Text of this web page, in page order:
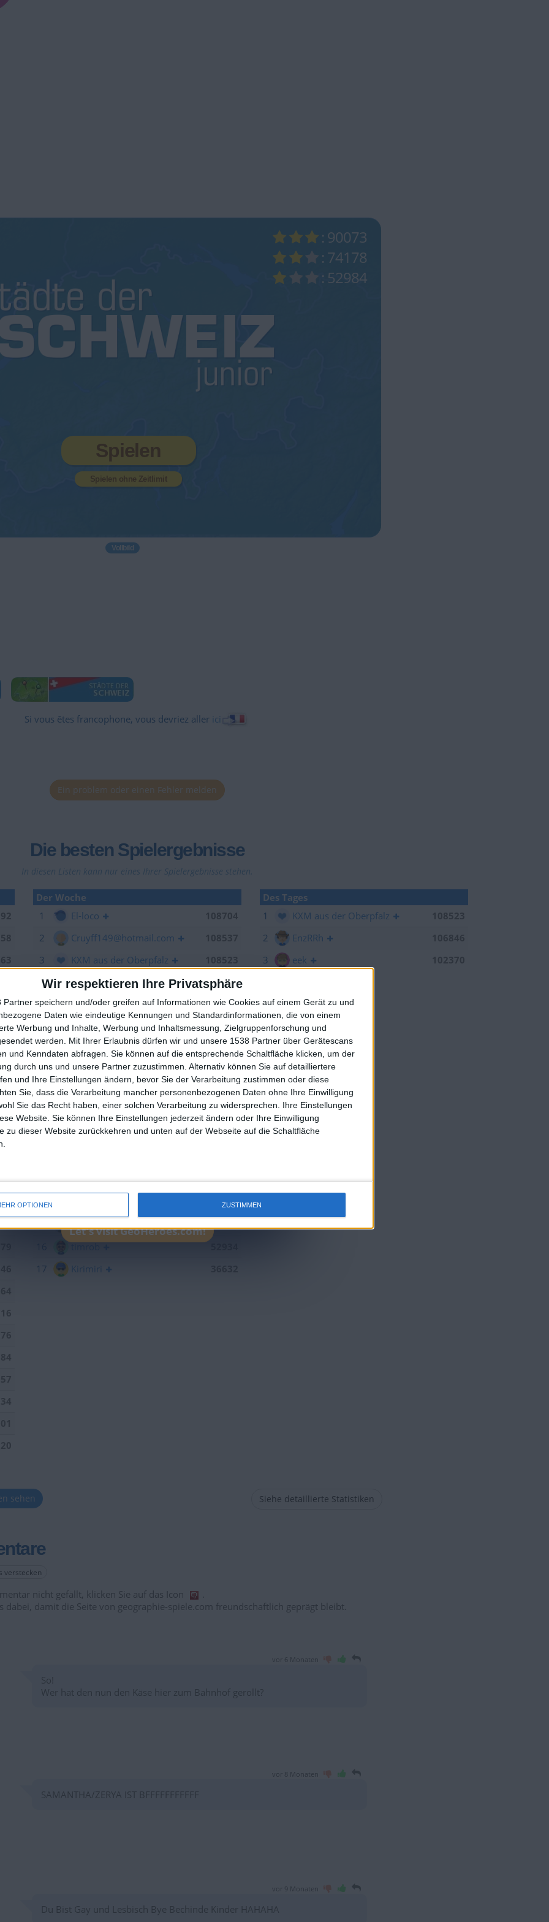
Wir respektieren Ihre Privatsphäre
Partner speichern und/oder greifen auf Informationen wie Cookies auf einem Gerät zu und
Daten wie eindeutige Kennungen und Standardinformationen, die von einem
Werbung und Inhalte, Werbung und Inhaltsmessung, Zielgruppenforschung und
werden.
Mit Ihrer Erlaubnis dürfen wir und unsere 1538 Partner über Gerätescans
und Kenndaten abfragen. Sie können auf die entsprechende Schaltfläche klicken, um der
durch uns und unsere Partner zuzustimmen. Alternativ können Sie auf detailliertere
und Ihre Einstellungen ändern, bevor Sie der Verarbeitung zustimmen oder diese
Sie, dass die Verarbeitung mancher personenbezogenen Daten ohne Ihre Einwilligung
Sie das Recht haben, einer solchen Verarbeitung zu widersprechen. Ihre Einstellungen
Website. Sie können Ihre Einstellungen jederzeit ändern oder Ihre Einwilligung
zu dieser Website zurückkehren und unten auf der Webseite auf die Schaltfläche
OPTIONEN ZUSTIMMEN
: 90073
: 74178
: 52984
Spielen
Spielen ohne Zeitlimit
Vollbild
Si vous êtes francophone, vous devriez aller ici
Ein problem oder einen Fehler melden
Die besten Spielergebnisse
In diesen Listen kann nur eines Ihrer Spielergebnisse stehen.
Der Woche
1
El-loco
108704
2
Cruyff149@hotmail.com
3
KXM aus der Oberpfalz
4
LA.VIDA.LOCA
107825
5
EnzRRh
106846
6
offside
106264
YB2018
105376
8
Sepp
105157
9
spotter
104520
10
eek
102370
11
brunswiek
91629
13
iggypop
66889
14
60579
15
R.Seifert
59920
17
Kirimiri
Des Tages
1
KXM aus der Oberpfalz
108523
2
EnzRRh
3
eek 102370
sehen Siehe detaillierte Statistiken
verstecken
nicht gefällt, klicken Sie auf das Icon
dabei, damit die Seite von geographie-spiele.com freundschaftlich geprägt bleibt.
vor 6 Monaten
So!
Wer hat den nun den Käse hier zum Bahnhof gerollt?
vor 8 Monaten
SAMANTHA/ZERYA IST BFFFFFFFFFFF
vor 9 Monaten
Du Bist Gay und Lesbisch Bye Bechinde Kinder HAHAHA
🇺🇸 We noticed you’re visiting from
an English-speaking country
Join our American version now and be among
the firsts to submit your score on our
leaderboards!
Let's visit GeoHeroes.com!